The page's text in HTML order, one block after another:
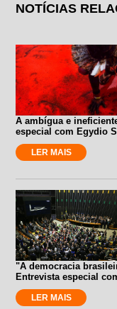
NOTÍCIAS
A ambígua e
especial com Egydio
LER MAIS
"A democracia
Entrevista especial
LER MAIS